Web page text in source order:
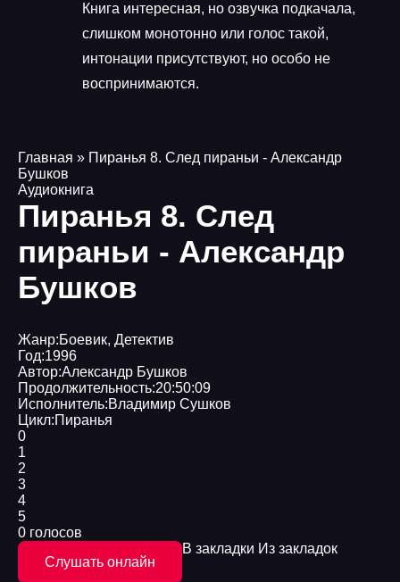
Книга интересная, но озвучка подкачала,
слишком монотонно или голос такой,
интонации присутствуют, но особо не
воспринимаются.
Главная » Пиранья 8. След пираньи - Александр
Бушков
Аудиокнига
Пиранья 8. След
пираньи - Александр
Бушков
Жанр:Боевик, Детектив
Год:1996
Автор:Александр Бушков
Продолжительность:20:50:09
Исполнитель:Владимир Сушков
Цикл:Пиранья
0
1
2
3
4
5
0 голосов
Слушать онлайн
В закладки Из закладок